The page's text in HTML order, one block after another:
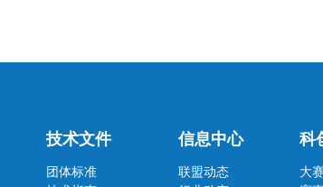
技术文件
团体标准
信息中心
联盟动态
科
大